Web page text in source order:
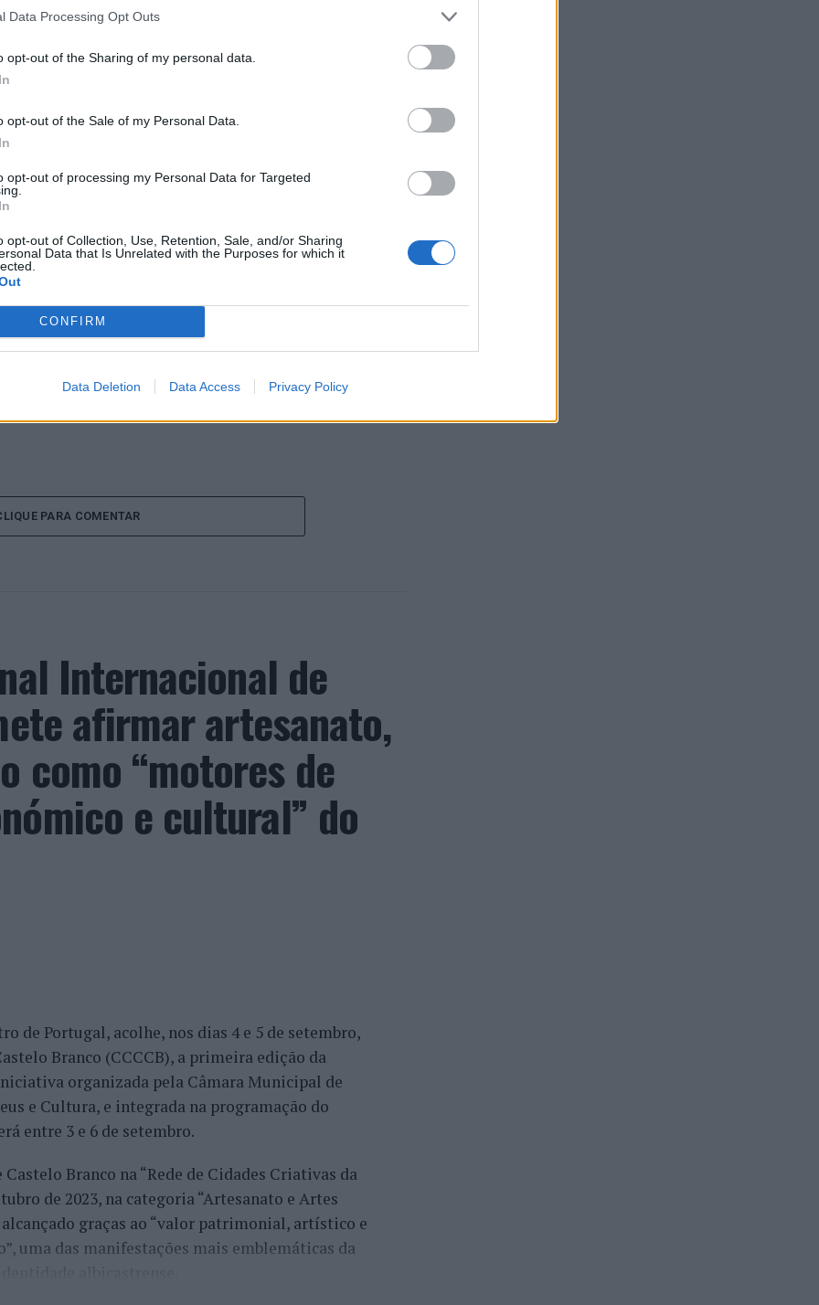
Data Processing Opt Outs
opt-out of the Sharing of my personal data.
opt-out of the Sale of my Personal Data.
opt-out of processing my Personal Data for Targeted
opt-out of Collection, Use, Retention, Sale, and/or Sharing
Data that Is Unrelated with the Purposes for which it
CONFIRM
Data Deletion Data Access Privacy Policy
ESTAR INTERESSADO
em cinco conferências
estreia a 24 de
no Porto Natal a 29 de novembro
PARA COMENTAR
Internacional de
afirmar artesanato,
como “motores de
e cultural” do
de Portugal, acolhe, nos dias 4 e 5 de setembro,
Branco (CCCCB), a primeira edição da
organizada pela Câmara Municipal de
e Cultura, e integrada na programação do
entre 3 e 6 de setembro.
Branco na “Rede de Cidades Criativas da
de 2023, na categoria “Artesanato e Artes
graças ao “valor patrimonial, artístico e
uma das manifestações mais emblemáticas da